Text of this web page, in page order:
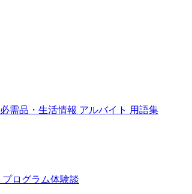
必需品・生活情報 アルバイト 用語集
プログラム体験談